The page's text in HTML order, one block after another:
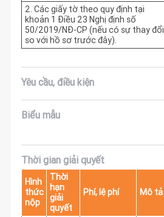
2. Các giấy tờ theo quy định tại
khoản 1 Điều 23 Nghị định số
50/2019/NĐ-CP (nếu có sự thay đổi
so với hồ sơ trước đây).
Yêu cầu, điều kiện
Biểu mẫu
Thời gian giải quyết
Hình
thức
nộp
Thời
hạn
giải
quyết
Phí, lệ phí Mô tả